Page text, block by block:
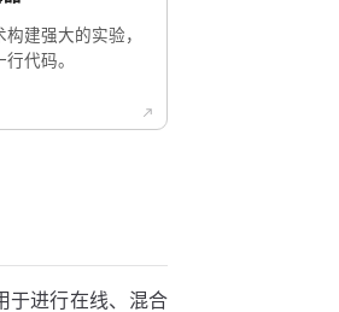
建强大的实验，
代码。
于进行在线、混合